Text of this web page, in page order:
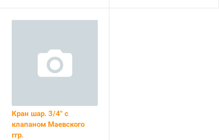
Кран шар. 3/4" с
клапаном Маевского
ггр.